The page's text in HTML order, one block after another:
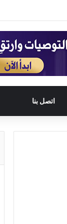
اتصل بنا